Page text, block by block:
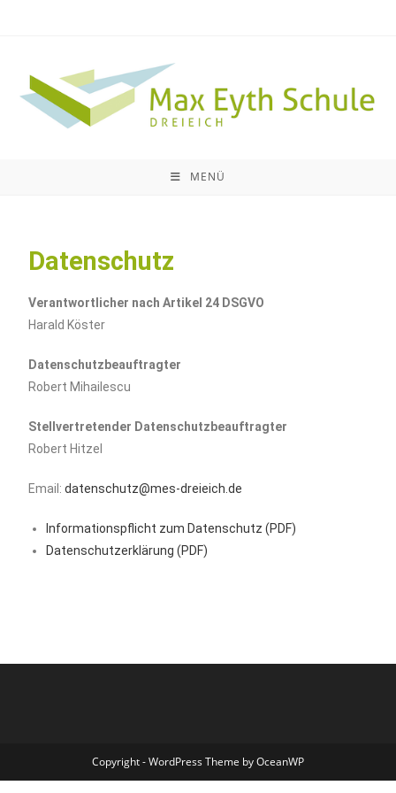
MENÜ
Datenschutz
Verantwortlicher nach Artikel 24 DSGVO
Harald Köster
Datenschutzbeauftragter
Robert Mihailescu
Stellvertretender Datenschutzbeauftragter
Robert Hitzel
Email:datenschutz@mes-dreieich.de
Informationspflicht zum Datenschutz (PDF)
Datenschutzerklärung (PDF)
Copyright - WordPress Theme by OceanWP